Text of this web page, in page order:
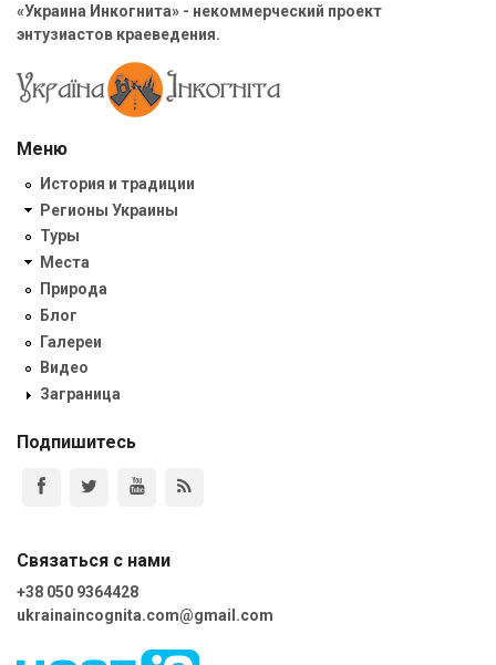
«Украина Инкогнита» - некоммерческий проект
энтузиастов краеведения.
Меню
История и традиции
Регионы Украины
Туры
Места
Природа
Блог
Галереи
Видео
Заграница
Подпишитесь
Связаться с нами
+38 050 9364428
ukrainaincognita.com@gmail.com